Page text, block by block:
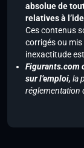
absolue de
relatives à
Ces contenus
corrigés ou
inexactitude
Figurants.com
sur l’emploi, la
réglementation